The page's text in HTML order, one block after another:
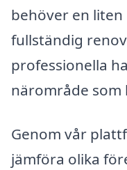
behöver en
fullständig
professionella
närområde som
Genom vår
jämföra olika